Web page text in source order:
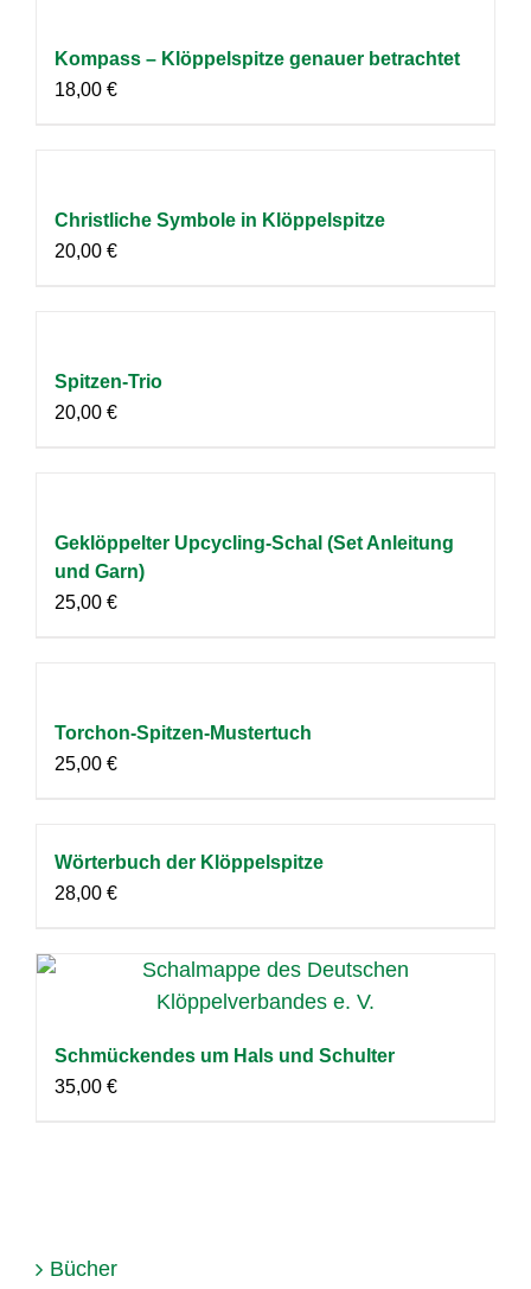
Kompass – Klöppelspitze genauer betrachtet
18,00 €
Christliche Symbole in Klöppelspitze
20,00 €
Spitzen-Trio
20,00 €
Geklöppelter Upcycling-Schal (Set Anleitung
und Garn)
25,00 €
Torchon-Spitzen-Mustertuch
25,00 €
Wörterbuch der Klöppelspitze
28,00 €
Schmückendes um Hals und Schulter
35,00 €
Bücher